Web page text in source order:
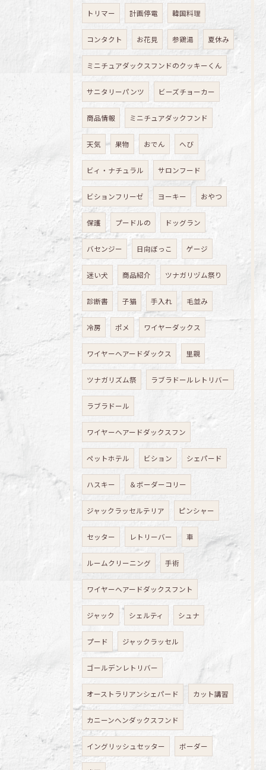
トリマー 計画停電 韓国料理
コンタクト お花見 参鶏湯 夏休み
ミニチュアダックスフンドのクッキーくん
サニタリーパンツ ビーズチョーカー
商品情報 ミニチュアダックフンド
天気 果物 おでん へび
ビィ・ナチュラル サロンフード
ビションフリーゼ ヨーキー おやつ
保護 プードルの ドッグラン
バセンジー 日向ぼっこ ゲージ
迷い犬 商品紹介 ツナガリヅム祭り
診断書 子猫 手入れ 毛並み
冷房 ポメ ワイヤーダックス
ワイヤーヘアードダックス 里親
ツナガリズム祭 ラブラドールレトリバー
ラブラドール
ワイヤーヘアードダックスフン
ペットホテル ビション シェパード
ハスキー ＆ボーダーコリー
ジャックラッセルテリア ピンシャー
セッター レトリーバー 車
ルームクリーニング 手術
ワイヤーヘアードダックスフント
ジャック シェルティ シュナ
プード ジャックラッセル
ゴールデンレトリバー
オーストラリアンシェパード カット講習
カニーンヘンダックスフンド
イングリッシュセッター ボーダー